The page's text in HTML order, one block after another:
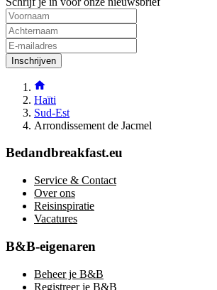
Inschrijven
Haïti
Sud-Est
Arrondissement de Jacmel
Bedandbreakfast.eu
Service & Contact
Over ons
Reisinspiratie
Vacatures
B&B-eigenaren
Beheer je B&B
Registreer je B&B